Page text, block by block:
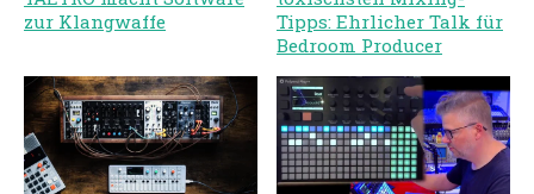
zur Klangwaffe
Tipps: Ehrlicher Talk für
Bedroom Producer